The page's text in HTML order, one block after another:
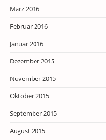
März 2016
Februar 2016
Januar 2016
Dezember 2015
November 2015
Oktober 2015
September 2015
August 2015